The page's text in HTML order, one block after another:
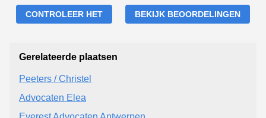
CONTROLEER HET BEKIJK BEOORDELINGEN
Gerelateerde plaatsen
Peeters / Christel
Advocaten Elea